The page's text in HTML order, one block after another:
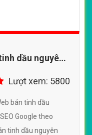
dầu nguyên
Lượt xem: 5800
bán tinh dầu
Google theo
tinh dầu nguyên